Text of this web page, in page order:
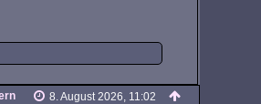
8. August 2026, 11:02